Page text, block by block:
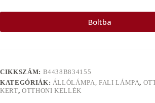
Boltba
CIKKSZÁM: B4438B834155
KATEGÓRIÁK: ÁLLÓLÁMPA, FALI LÁMPA,
KERT, OTTHONI KELLÉK